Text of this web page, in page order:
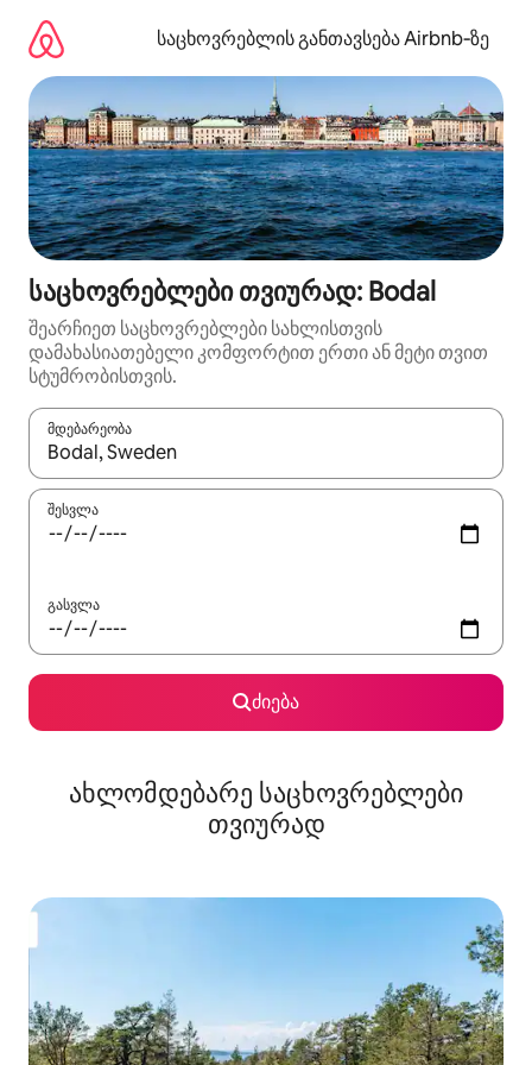
გადასვლა
საცხოვრებლის განთავსება Airbnb‑ზე
საცხოვრებლები თვიურად: Bodal
შეარჩიეთ საცხოვრებლები სახლისთვის
დამახასიათებელი კომფორტით ერთი ან მეტი თვით
სტუმრობისთვის.
მდებარეობა
როცა შედეგები ხელმისაწვდომი გახდება, ნავიგაციისთვის
შესვლა
გასვლა
ძიება
ახლომდებარე საცხოვრებლები
თვიურად